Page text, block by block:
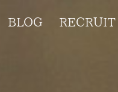
BLOG RECRUIT